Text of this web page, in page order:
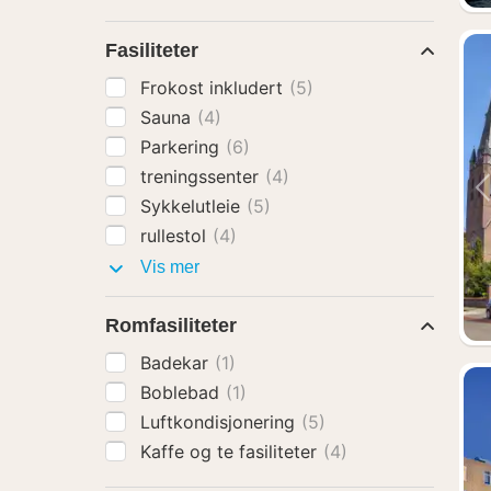
Fasiliteter
Frokost inkludert (5)
Sauna (4)
Parkering (6)
treningssenter (4)
Sykkelutleie (5)
rullestol (4)
Vis merFasiliteter
Romfasiliteter
Badekar (1)
Boblebad (1)
Luftkondisjonering (5)
Kaffe og te fasiliteter (4)